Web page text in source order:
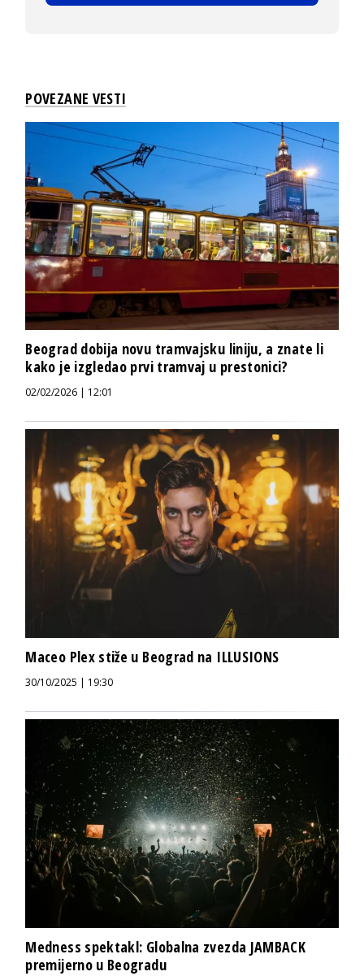
POVEZANE VESTI
Beograd dobija novu tramvajsku liniju, a znate li
kako je izgledao prvi tramvaj u prestonici?
02/02/2026 | 12:01
Maceo Plex stiže u Beograd na ILLUSIONS
30/10/2025 | 19:30
Medness spektakl: Globalna zvezda JAMBACK
premijerno u Beogradu